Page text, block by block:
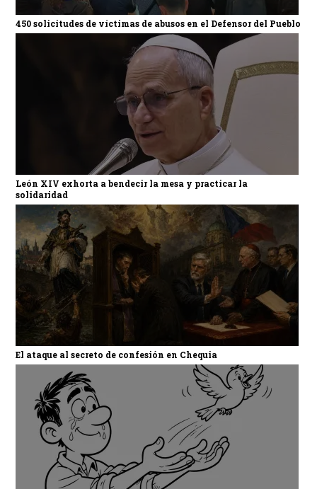
450 solicitudes de víctimas de abusos en el Defensor del Pueblo
León XIV exhorta a bendecir la mesa y practicar la
solidaridad
El ataque al secreto de confesión en Chequia